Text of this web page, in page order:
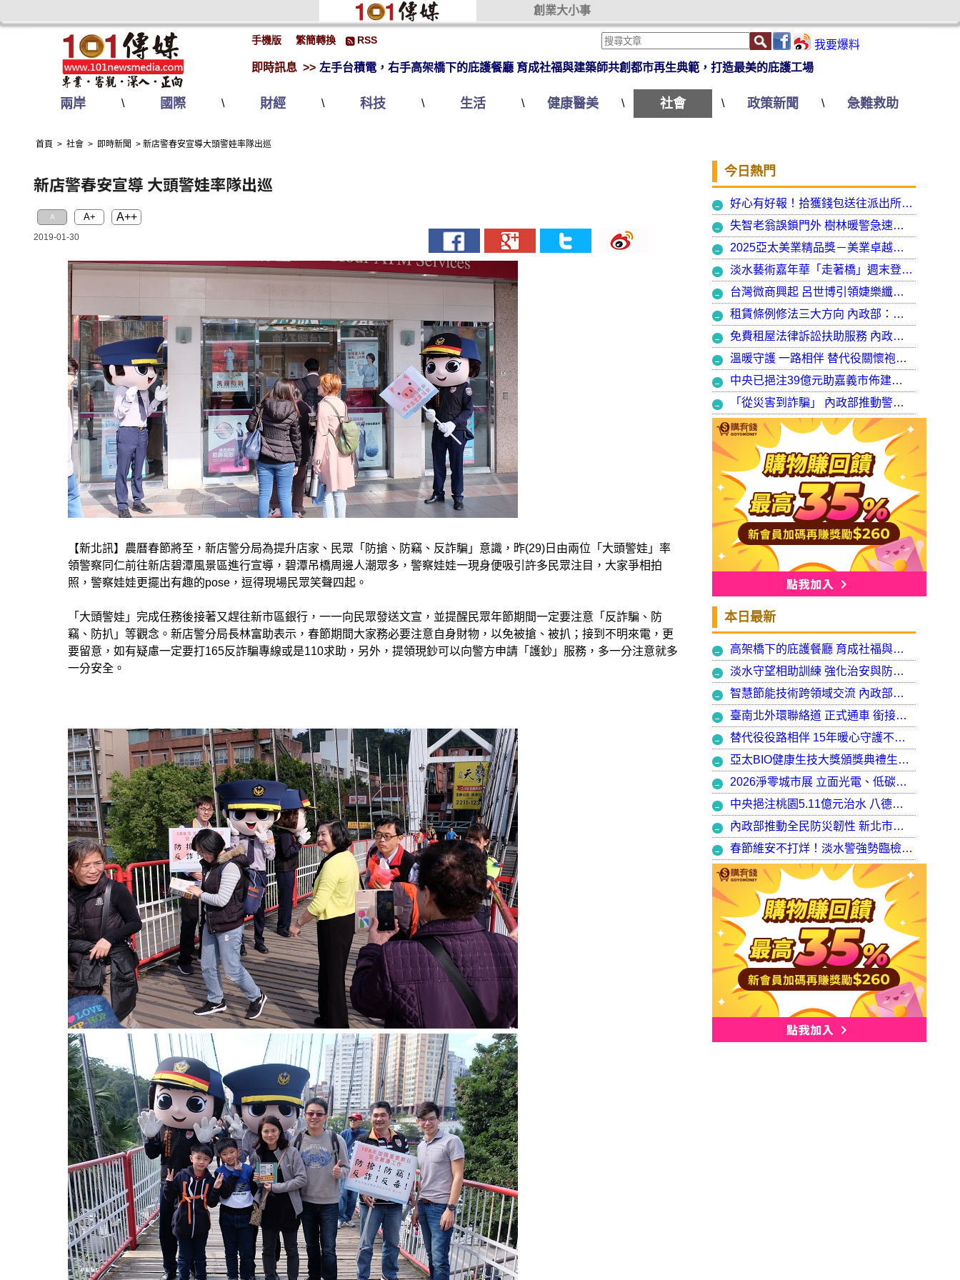
創業大小事
手機版 繁簡轉換 RSS
我要爆料
即時訊息 >> 左手台積電，右手高架橋下的庇護餐廳 育成社福與建築師共創都市再生典範，打造最美的庇護工場
兩岸 \ 國際 \ 財經 \ 科技 \ 生活 \ 健康醫美 \ 社會 \ 政策新聞 \ 急難救助
首頁 > 社會 > 即時新聞 > 新店警春安宣導大頭警娃率隊出巡
新店警春安宣導 大頭警娃率隊出巡
A A+ A++
2019-01-30
【新北訊】農曆春節將至，新店警分局為提升店家、民眾「防搶、防竊、反詐騙」意識，昨(29)日由兩位「大頭警娃」率
領警察同仁前往新店碧潭風景區進行宣導，碧潭吊橋周邊人潮眾多，警察娃娃一現身便吸引許多民眾注目，大家爭相拍
照，警察娃娃更擺出有趣的pose，逗得現場民眾笑聲四起。
「大頭警娃」完成任務後接著又趕往新市區銀行，一一向民眾發送文宣，並提醒民眾年節期間一定要注意「反詐騙、防
竊、防扒」等觀念。新店警分局長林富助表示，春節期間大家務必要注意自身財物，以免被搶、被扒；接到不明來電，更
要留意，如有疑慮一定要打165反詐騙專線或是110求助，另外，提領現鈔可以向警方申請「護鈔」服務，多一分注意就多
一分安全。
今日熱門
好心有好報！拾獲錢包送往派出所竟發現自己遺失的手機
失智老翁誤鎖門外 樹林暖警急速營救阻飢寒
2025亞太美業精品獎－美業卓越大賞 揭曉年度最受矚目美業榮耀品牌
淡水藝術嘉年華「走著橋」週末登場 淡水警啟動交通管制
台灣微商興起 呂世博引領婕樂纖走入國際
租賃條例修法三大方向 內政部：保障租賃雙方權益 租客安心住、房東放心租
免費租屋法律訴訟扶助服務 內政部：9月30日起正式開辦受理
溫暖守護 一路相伴 替代役關懷袍澤弟兄 以行動展現同袍大愛
中央已挹注39億元助嘉義市佈建污水系統 內政部：東區用戶接管將新增3萬戶 期許未來推動再生水永續利用
「從災害到詐騙」 內政部推動警大轉型強化災防與偵查能力
本日最新
高架橋下的庇護餐廳 育成社福與建築師共創都市再生典範，打造最美的庇護工場
淡水守望相助訓練 強化治安與防衛韌性
智慧節能技術跨領域交流 內政部攜手產官學加速建築淨零轉型
臺南北外環聯絡道 正式通車 銜接樹谷園區 完善南科聯外路網
替代役役路相伴 15年暖心守護不停歇，攜手走出溫暖與希望
亞太BIO健康生技大獎頒獎典禮生技健康產業榮耀盛會
2026淨零城市展 立面光電、低碳社宅齊登場 內政部攜手產業走入生活場域 共築2050淨零願景
中央挹注桃園5.11億元治水 八德區大仁滯洪池今啟用 守護龜山產業園區6千億產值 保障3.5萬居民安全
內政部推動全民防災韌性 新北市防災士培訓突破 2 萬人
春節維安不打烊！淡水警強勢臨檢掃蕩 封閉式路檢斷絕治安隱憂